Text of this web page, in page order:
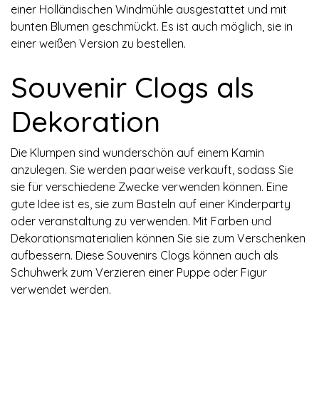
einer Holländischen Windmühle ausgestattet und mit
bunten Blumen geschmückt. Es ist auch möglich, sie in
einer weißen Version zu bestellen.
Souvenir Clogs als
Dekoration
Die Klumpen sind wunderschön auf einem Kamin
anzulegen. Sie werden paarweise verkauft, sodass Sie
sie für verschiedene Zwecke verwenden können. Eine
gute Idee ist es, sie zum Basteln auf einer Kinderparty
oder veranstaltung zu verwenden. Mit Farben und
Dekorationsmaterialien können Sie sie zum Verschenken
aufbessern. Diese Souvenirs Clogs können auch als
Schuhwerk zum Verzieren einer Puppe oder Figur
verwendet werden.